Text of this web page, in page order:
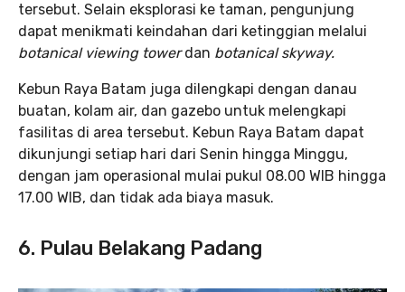
tersebut. Selain eksplorasi ke taman, pengunjung
dapat menikmati keindahan dari ketinggian melalui
botanical viewing towerdan botanical skyway.
Kebun Raya Batam juga dilengkapi dengan danau
buatan, kolam air, dan gazebo untuk melengkapi
fasilitas di area tersebut. Kebun Raya Batam dapat
dikunjungi setiap hari dari Senin hingga Minggu,
dengan jam operasional mulai pukul 08.00 WIB hingga
17.00 WIB, dan tidak ada biaya masuk.
6. Pulau Belakang Padang